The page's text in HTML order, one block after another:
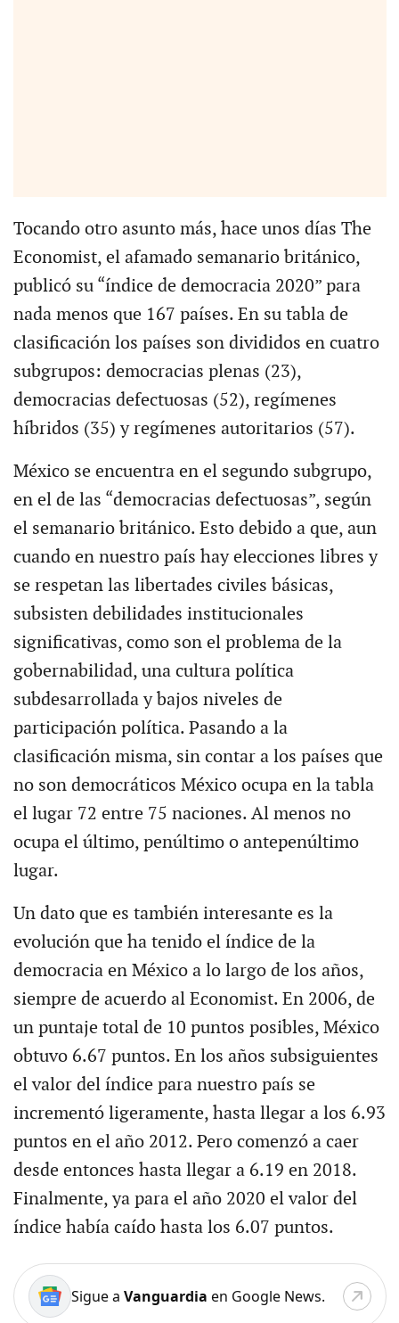
Tocando otro asunto más, hace unos días The
Economist, el afamado semanario británico,
publicó su “índice de democracia 2020” para
nada menos que 167 países. En su tabla de
clasificación los países son divididos en cuatro
subgrupos: democracias plenas (23),
democracias defectuosas (52), regímenes
híbridos (35) y regímenes autoritarios (57).
México se encuentra en el segundo subgrupo,
en el de las “democracias defectuosas”, según
el semanario británico. Esto debido a que, aun
cuando en nuestro país hay elecciones libres y
se respetan las libertades civiles básicas,
subsisten debilidades institucionales
significativas, como son el problema de la
gobernabilidad, una cultura política
subdesarrollada y bajos niveles de
participación política. Pasando a la
clasificación misma, sin contar a los países que
no son democráticos México ocupa en la tabla
el lugar 72 entre 75 naciones. Al menos no
ocupa el último, penúltimo o antepenúltimo
lugar.
Un dato que es también interesante es la
evolución que ha tenido el índice de la
democracia en México a lo largo de los años,
siempre de acuerdo al Economist. En 2006, de
un puntaje total de 10 puntos posibles, México
obtuvo 6.67 puntos. En los años subsiguientes
el valor del índice para nuestro país se
incrementó ligeramente, hasta llegar a los 6.93
puntos en el año 2012. Pero comenzó a caer
desde entonces hasta llegar a 6.19 en 2018.
Finalmente, ya para el año 2020 el valor del
índice había caído hasta los 6.07 puntos.
Sigue a Vanguardia en Google News.